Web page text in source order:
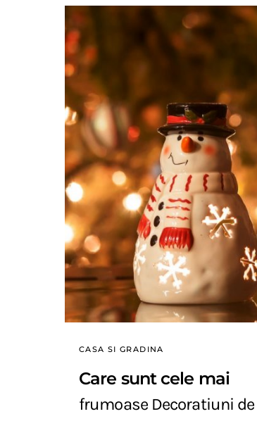
CASA SI GRADINA
Care sunt cele mai
frumoase Decoratiuni de